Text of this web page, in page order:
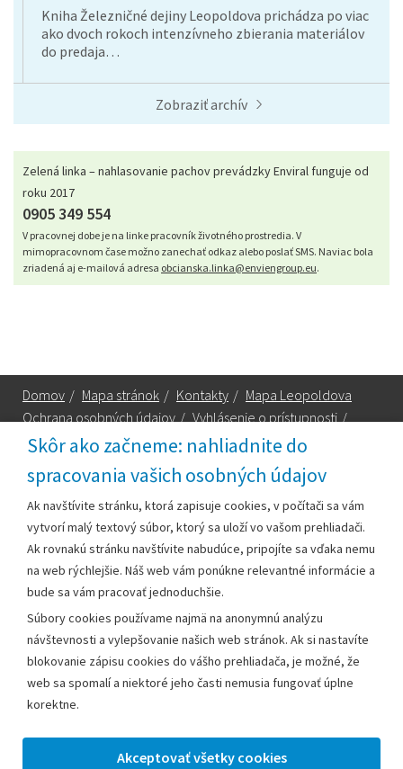
Skôr ako začneme: nahliadnite do
spracovania vašich osobných údajov
Ak navštívite stránku, ktorá zapisuje cookies, v počítači sa vám
vytvorí malý textový súbor, ktorý sa uloží vo vašom prehliadači.
Ak rovnakú stránku navštívite nabudúce, pripojíte sa vďaka nemu
na web rýchlejšie. Náš web vám ponúkne relevantné informácie a
bude sa vám pracovať jednoduchšie.
Súbory cookies používame najmä na anonymnú analýzu
návštevnosti a vylepšovanie našich web stránok. Ak si nastavíte
blokovanie zápisu cookies do vášho prehliadača, je možné, že
web sa spomalí a niektoré jeho časti nemusia fungovať úplne
korektne.
Kniha Železničné dejiny Leopoldova prichádza po viac
ako dvoch rokoch intenzívneho zbierania materiálov
do predaja…
Zobraziť archív
Zelená linka – nahlasovanie pachov prevádzky Enviral funguje od
roku 2017
0905 349 554
V pracovnej dobe je na linke pracovník životného prostredia. V
mimopracovnom čase možno zanechať odkaz alebo poslať SMS. Naviac bola
zriadená aj e-mailová adresa obcianska.linka@enviengroup.eu.
Domov / Mapa stránok / Kontakty / Mapa Leopoldova
Ochrana osobných údajov / Vyhlásenie o prístupnosti /
Technická podpora
Mestský úrad Leopoldov
Hlohovská cesta 1818/2A
920 41 Leopoldov
Kontakt:
Telefón:+42133/285 27 11
Email:
mesto@leopoldov.sk
primatorka@leopoldov.sk